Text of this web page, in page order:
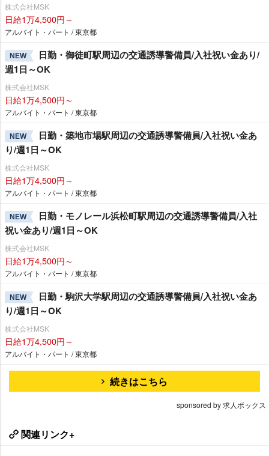
株式会社MSK
日給1万4,500円～
アルバイト・パート / 東京都
NEW
日勤・御徒町駅周辺の交通誘導警備員/入社祝い金あり/
週1日～OK
株式会社MSK
日給1万4,500円～
アルバイト・パート / 東京都
NEW
日勤・築地市場駅周辺の交通誘導警備員/入社祝い金あ
り/週1日～OK
株式会社MSK
日給1万4,500円～
アルバイト・パート / 東京都
NEW
日勤・モノレール浜松町駅周辺の交通誘導警備員/入社
祝い金あり/週1日～OK
株式会社MSK
日給1万4,500円～
アルバイト・パート / 東京都
NEW
日勤・駒沢大学駅周辺の交通誘導警備員/入社祝い金あ
り/週1日～OK
株式会社MSK
日給1万4,500円～
アルバイト・パート / 東京都
続きはこちら
sponsored by 求人ボックス
関連リンク+